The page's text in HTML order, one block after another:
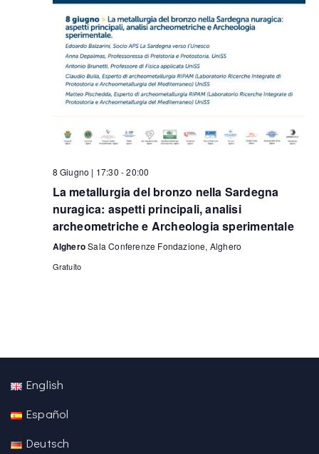
8 Giugno | 17:30 -20:00
La metallurgia del bronzo nella Sardegna
nuragica: aspetti principali, analisi
archeometriche e Archeologia sperimentale
AlgheroSala Conferenze Fondazione, Alghero
Gratuito
English
Español
Deutsch